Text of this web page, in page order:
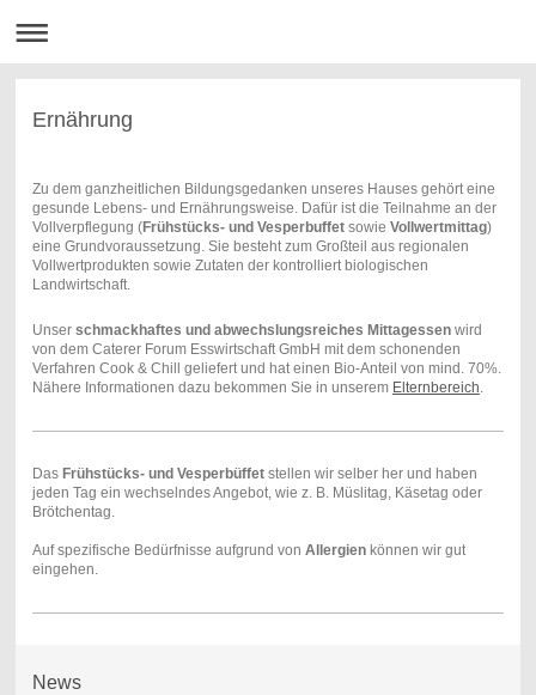
Ernährung
Zu dem ganzheitlichen Bildungsgedanken unseres Hauses gehört eine
gesunde Lebens- und Ernährungsweise. Dafür ist die Teilnahme an der
Vollverpflegung (Frühstücks- und Vesperbuffetsowie Vollwertmittag)
eine Grundvoraussetzung. Sie besteht zum Großteil aus regionalen
Vollwertprodukten sowie Zutaten der kontrolliert biologischen
Landwirtschaft.
Unser schmackhaftes und abwechslungsreiches Mittagessenwird
von dem Caterer Forum Esswirtschaft GmbH mit demschonenden
Verfahren Cook & Chill geliefert und hat einen Bio-Anteil von mind. 70%.
Nähere Informationen dazu bekommen Sie in unserem Elternbereich
Das Frühstücks- und Vesperbüffetstellen wir selber her und haben
jeden Tag ein wechselndes Angebot, wie z. B. Müslitag, Käsetag oder
Brötchentag.
Auf spezifische Bedürfnisse aufgrund von Allergienkönnen wir gut
eingehen.
News